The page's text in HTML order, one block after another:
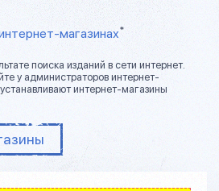
магазинах*
поиска изданий в сети интернет.
у администраторов интернет-
интернет-магазины